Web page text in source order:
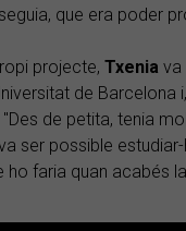
que era poder
projecte, Txenia va
de Barcelona
de petita, tenia
ser possible
ho faria quan acabés